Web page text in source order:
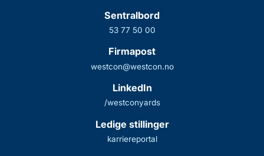
Sentralbord
53 77 50 00
Firmapost
westcon@westcon.no
LinkedIn
/westconyards
Ledige stillinger
karriereportal